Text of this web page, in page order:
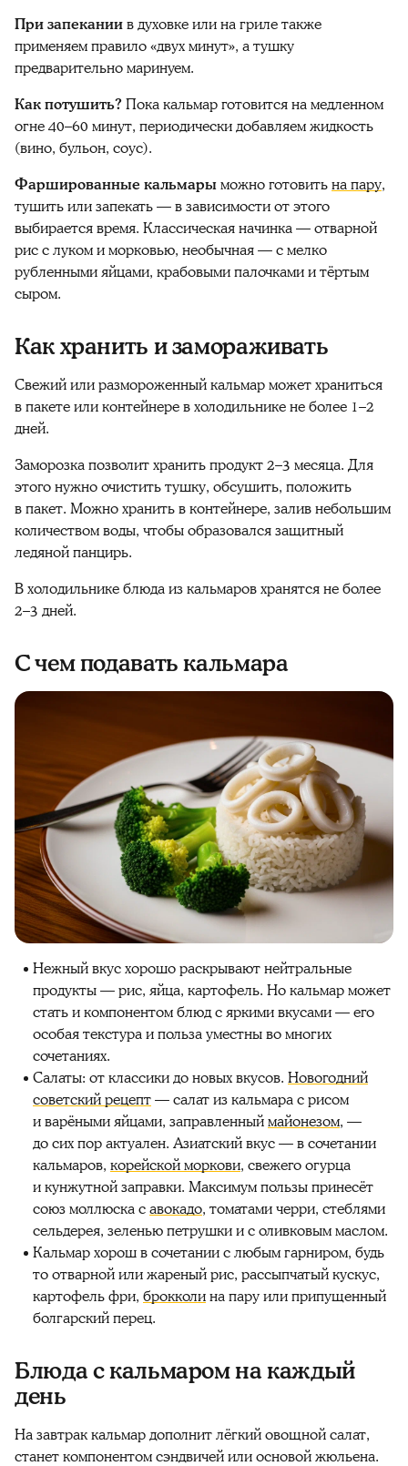
При запеканиив духовке или на гриле также
применяем правило «двух минут», а тушку
предварительно маринуем.
Как потушить?Пока кальмарготовитсяна медленном
огне 40–60 минут, периодически добавляем жидкость
(вино, бульон, соус).
Фаршированные кальмарыможно готовитьна пару,
тушить или запекать — в зависимости от этого
выбирается время. Классическая начинка — отварной
рис с луком и морковью, необычная — с мелко
рубленными яйцами, крабовыми палочками и тёртым
сыром.
Как хранить и замораживать
Свежий или размороженный кальмар может храниться
в пакете или контейнере в холодильнике не более 1–2
дней.
Заморозка позволит хранить продукт 2–3 месяца. Для
этого нужно очистить тушку, обсушить, положить
в пакет. Можно хранить в контейнере, залив небольшим
количеством воды, чтобы образовался защитный
ледяной панцирь.
В холодильнике блюда из кальмаровхранятся не более
2–3 дней.
С чем подавать кальмара
Нежный вкус хорошо раскрывают нейтральные
продукты — рис, яйца, картофель. Но кальмар может
стать и компонентом блюд с яркими вкусами — его
особая текстура и польза уместны во многих
сочетаниях.
Салаты: от классики до новых вкусов. Новогодний
советский рецепт— салат из кальмара с рисом
и варёными яйцами, заправленныймайонезом, —
до сих пор актуален. Азиатский вкус — в сочетании
кальмаров, корейской моркови, свежего огурца
и кунжутной заправки. Максимум пользы принесёт
союз моллюска савокадо, томатами черри, стеблями
сельдерея, зеленью петрушки и с оливковым маслом.
Кальмар хорош в сочетании с любым гарниром, будь
то отварной или жареный рис, рассыпчатый кускус,
картофель фри, брокколина пару или припущенный
болгарский перец.
Блюда с кальмаром на каждый
день
На завтрак кальмар дополнит лёгкий овощной салат,
станет компонентом сэндвичей или основой жюльена.